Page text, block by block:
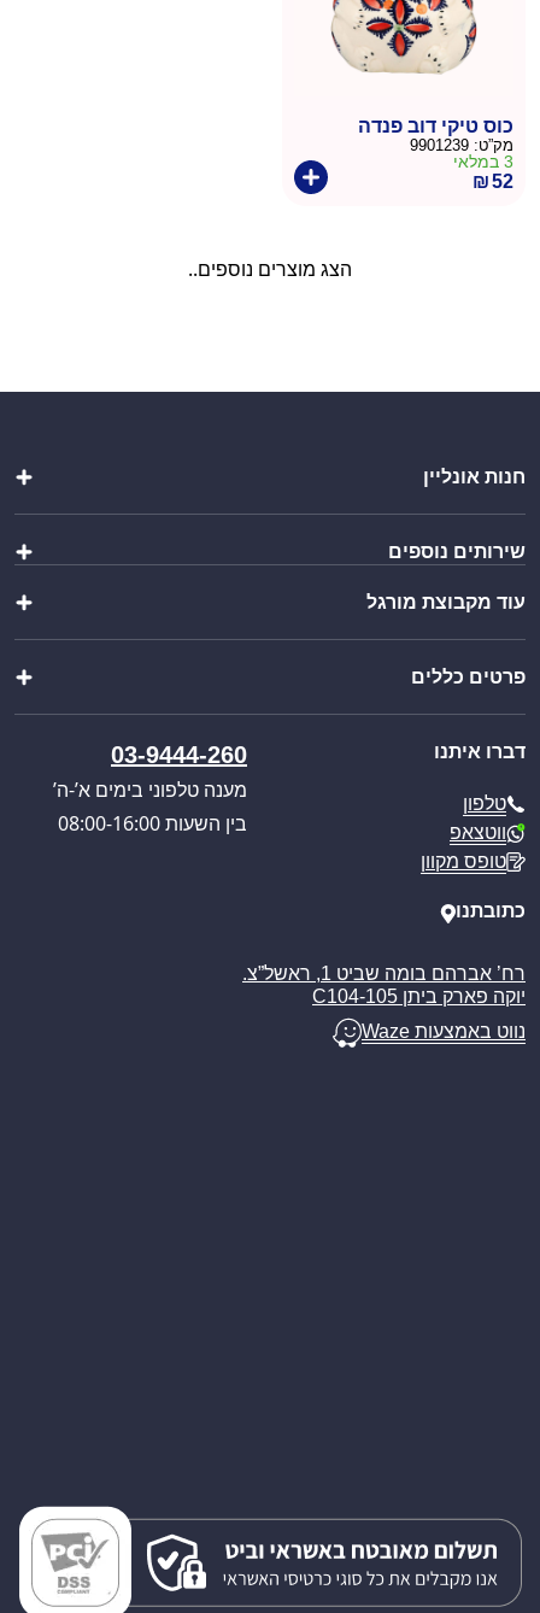
כוס טיקי דוב פנדה
מק”ט: 9901239
3 במלאי
₪52
הצג מוצרים נוספים..
חנות אונליין
כלי אוכל ושתייה
מתנות
מוצרים לבית
מוצרי שטח וקמפינג
שירותים נוספים
יצירת מארז
קטלוג מוצרים
כניסה לאזור אישי
עוד מקבוצת מורגל
צ’יינה סטיל
וואנגו קרוואנים
מורגל אתר הבית
פרטים כללים
תקנון האתר
מדיניות משלוחים
ביטול עסקה
מאמרים
דברו איתנו
טלפון
ווטצאפ
טופס מקוון
03-9444-260
מענה טלפוני בימים א’-ה’
בין השעות 08:00-16:00
כתובתנו
רח’ אברהם בומה שביט 1, ראשל”צ.
יוקה פארק ביתן C104-105
נווט באמצעות Waze